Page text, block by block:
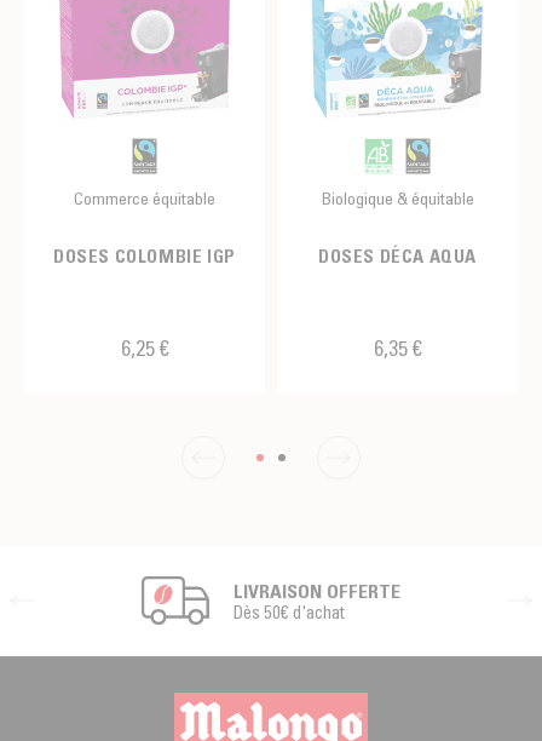
Commerce équitable
DOSES COLOMBIE IGP
6,25 €
Biologique & équitable
DOSES DÉCA AQUA
6,35 €
LIVRAISON OFFERTE
Dès 50€ d'achat